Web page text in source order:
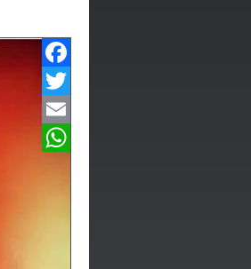
Facebook
Twitter
Email
WhatsApp